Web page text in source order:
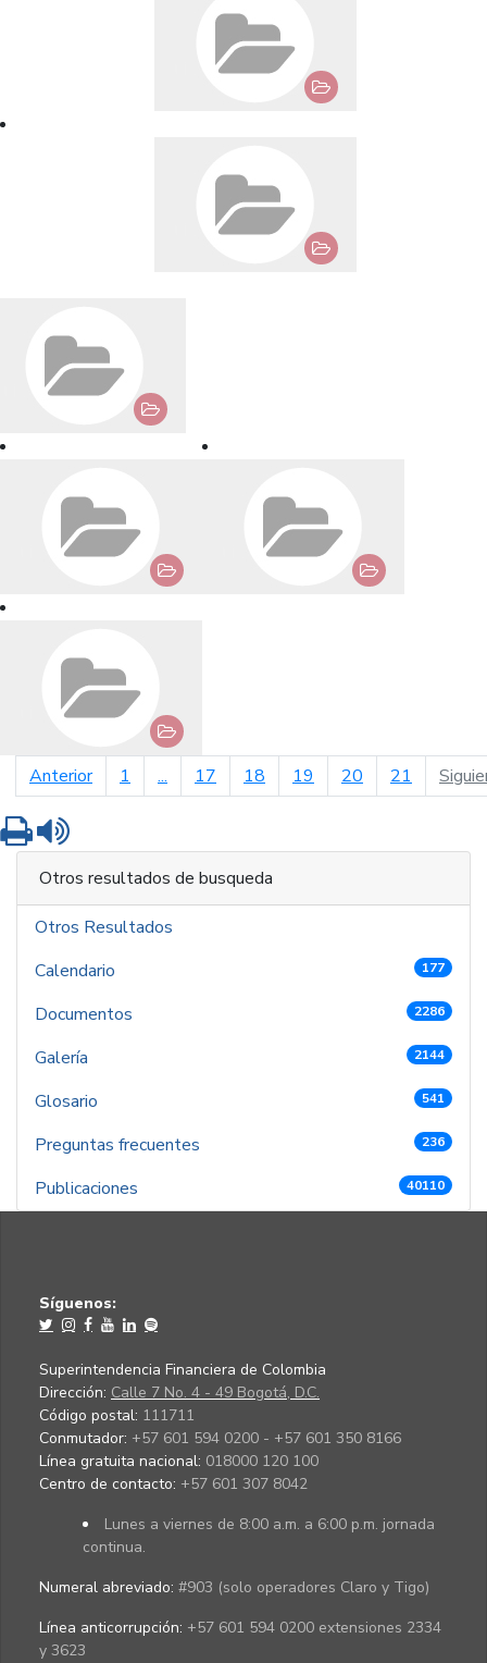
Anteriorpágina anterior
1 ... 17 18 19 20 21
Imprimir
Otros resultados de busqueda
Otros Resultados
Calendario
177
Documentos 2286
Galería 2144
Glosario 541
Preguntas frecuentes 236
Publicaciones 40110
Síguenos:
Superintendencia Financiera de Colombia
Dirección: Calle 7 No. 4 - 49 Bogotá, D.C.
Código postal: 111711
Conmutador: +57 601 594 0200 - +57 601 350 8166
Línea gratuita nacional: 018000 120 100
Centro de contacto: +57 601 307 8042
Lunes a viernes de 8:00 a.m. a 6:00 p.m. jornada
continua.
Numeral abreviado: #903 (solo operadores Claro y Tigo)
Línea anticorrupción: +57 601 594 0200 extensiones 2334
y 3623